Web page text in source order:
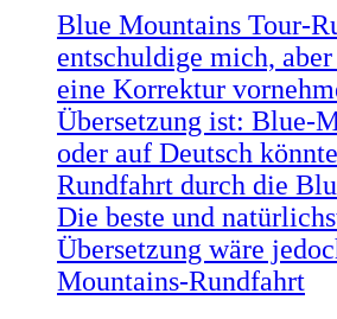
Blue Mountains Tour-
entschuldige mich,
eine Korrektur
Übersetzung ist: Blue-
oder auf Deutsch
Rundfahrt durch die
Die beste und
Übersetzung wäre
Mountains-Rundfahrt